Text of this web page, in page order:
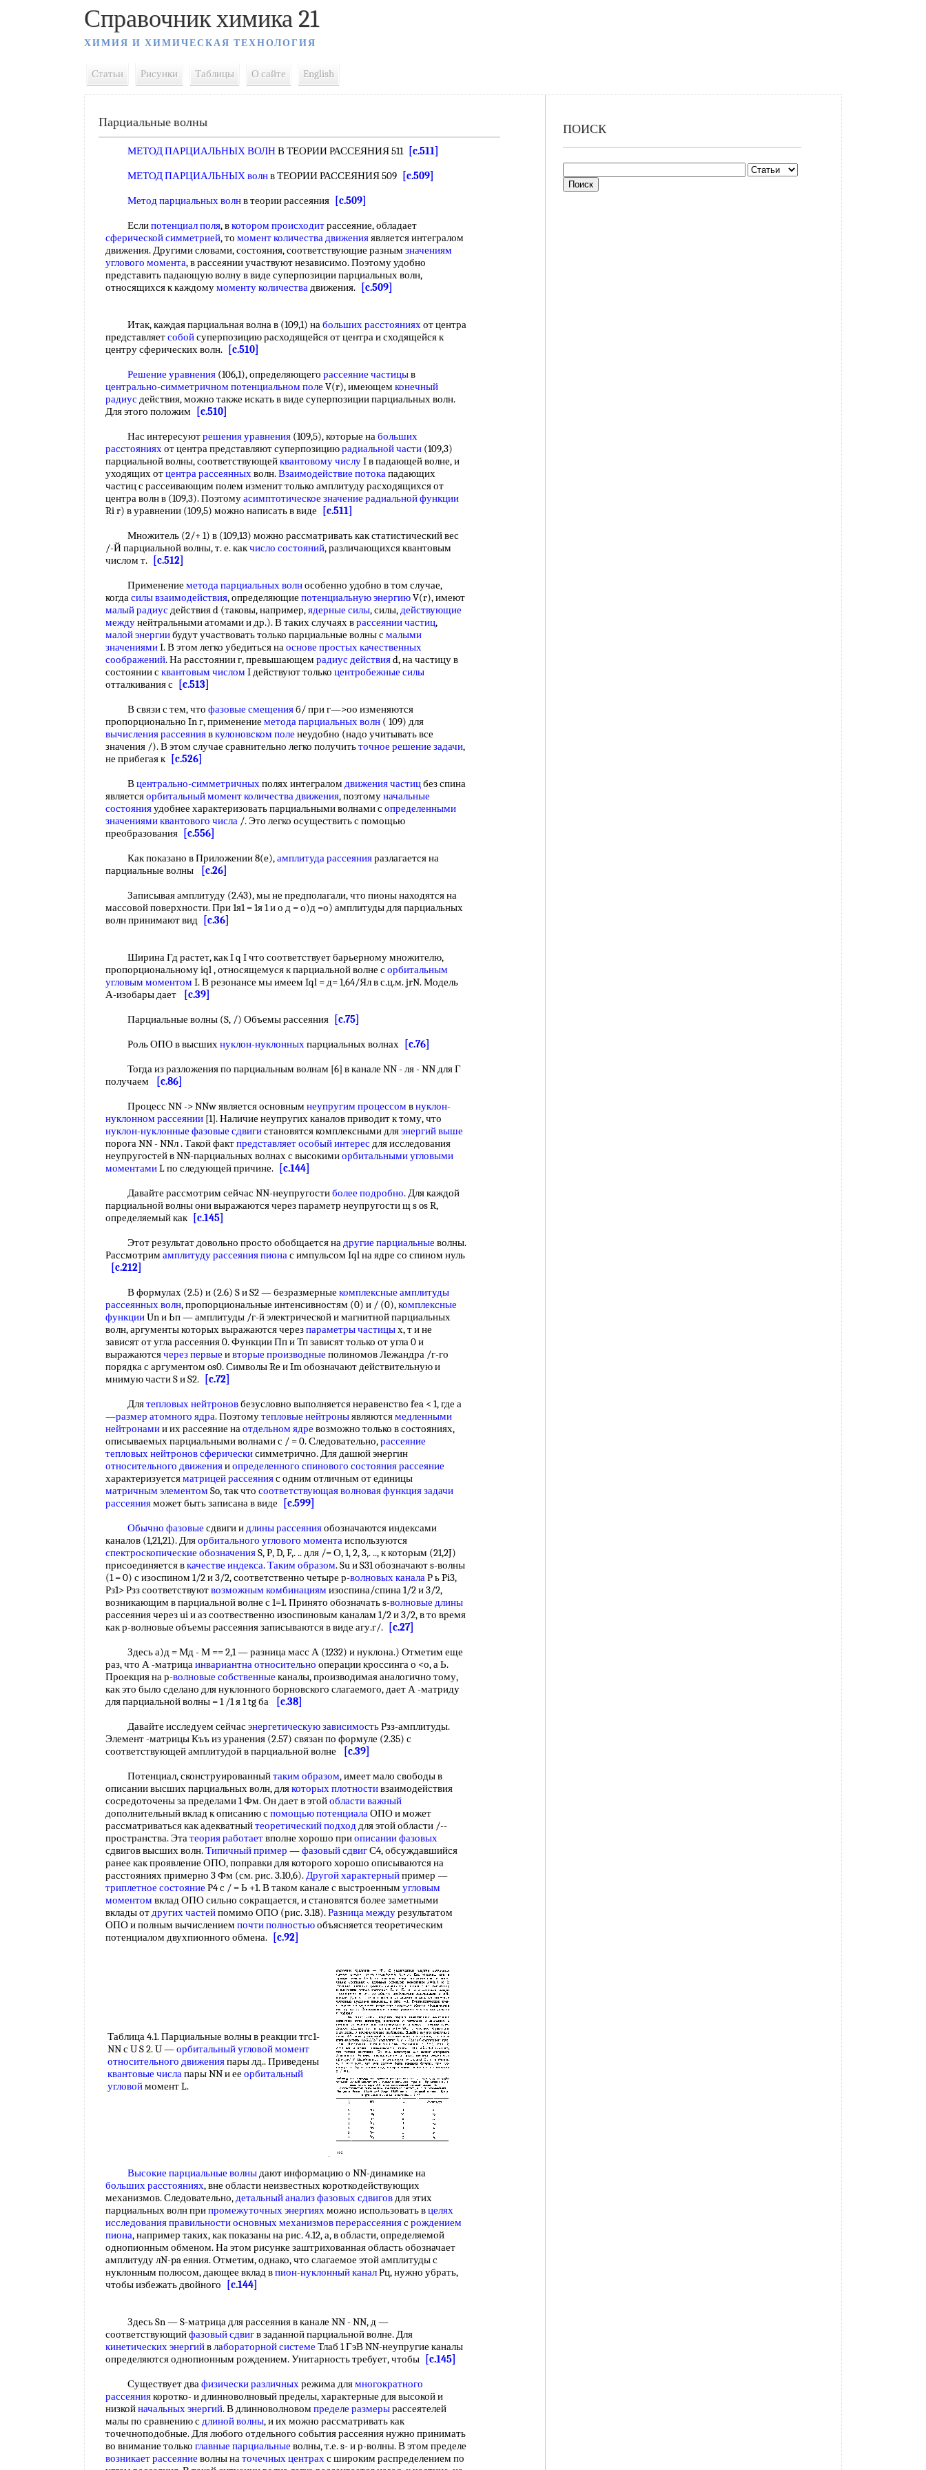
Справочник химика 21
ХИМИЯ И ХИМИЧЕСКАЯ ТЕХНОЛОГИЯ
Статьи Рисунки Таблицы О сайте English
Парциальные волны
МЕТОД ПАРЦИАЛЬНЫХ ВОЛНВ ТЕОРИИ РАССЕЯНИЯ 511 [c.511]
МЕТОД ПАРЦИАЛЬНЫХ волнв ТЕОРИИ РАССЕЯНИЯ 509
[c.509]
Метод парциальных волнв теории рассеяния
[c.509]
Еслипотенциал поля, вкотором происходитрассеяние, обладает
сферической симметрией, то момент количества движенияявляется интегралом
движения. Другими словами, состояния, соответствующие разным значениям
углового момента, в рассеянии участвуют независимо. Поэтому удобно
представить падающую волну в виде суперпозиции парциальных волн,
относящихся к каждомумоменту количествадвижения. [c.509]
Итак, каждая парциальная волна в (109,1) набольших расстоянияхот центра
представляетсобойсуперпозицию расходящейся от центра и сходящейся к
центру сферических волн.
[c.510]
Решение уравнения (106,1), определяющего рассеяние частицыв
центрально-симметричном потенциальном поле V(r), имеющем конечный
радиусдействия, можно также искать в виде суперпозиции парциальных волн.
Для этого положим
[c.510]
Нас интересуютрешения уравнения (109,5), которые набольших
расстоянияхот центра представляют суперпозициюрадиальной части (109,3)
парциальной волны, соответствующейквантовому числуI в падающей волне, и
уходящих отцентра рассеянныхволн.Взаимодействие потокападающих
частиц с рассеивающим полем изменит только амплитуду расходящихся от
центра волн в (109,3). Поэтомуасимптотическое значение радиальной функции
Ri r) в уравнении (109,5) можно написать в виде
[c.511]
Множитель (2/+ 1) в (109,13) можно рассматривать как статистический вес
/-Й парциальной волны, т. е. какчисло состояний, различающихся квантовым
числом т.
[c.512]
Применение метода парциальных волнособенно удобно в том случае,
когдасилы взаимодействия, определяющие потенциальную энергиюV(r), имеют
малый радиусдействия d (таковы, например,ядерные силы, силы,действующие
междунейтральными атомами и др.). В таких случаях врассеянии частиц,
малой энергиибудут участвовать только парциальные волны смалыми
значениямиI. В этом легко убедиться наоснове простыхкачественных
соображений. На расстоянии г, превышающем радиус действияd, на частицу в
состоянии сквантовым числом I действуют только центробежные силы
отталкивания с
[c.513]
В связи с тем, что фазовые смещенияб/ при г—>оо изменяются
пропорционально In г, применение метода парциальных волн ( 109) для
вычисления рассеяниявкулоновском поле неудобно (надо учитывать все
значения /). В этом случае сравнительно легко получитьточное решение задачи,
не прибегая к [c.526]
Вцентрально-симметричныхполях интегралом движения частицбез спина
являетсяорбитальный момент количества движения, поэтомуначальные
состоянияудобнее характеризовать парциальными волнами сопределенными
значениямиквантового числа /. Это легко осуществить с помощью
преобразования
[c.556]
Как показано в Приложении 8(e),амплитуда рассеянияразлагается на
парциальные волны
[c.26]
Записывая амплитуду (2.43), мы не предполагали, что пионы находятся на
массовой поверхности. При 1я1 = 1я 1 и о д = о)д =о) амплитуды для парциальных
волн принимают вид
[c.36]
Ширина Гд растет, как I q I что соответствует барьерному множителю,
пропорциональному iql , относящемуся к парциальной волне сорбитальным
угловым моментом I. В резонансе мы имеем Iql = д= 1,64/Ял в с.ц.м. jrN. Модель
А-изобары дает
[c.39]
Парциальные волны (S, /) Объемы рассеяния
[c.75]
Роль ОПО в высшихнуклон-нуклонныхпарциальных волнах
[c.76]
Тогда из разложения по парциальным волнам [6] в канале NN - ля - NN для Г
получаем
[c.86]
Процесс NN -> NNw является основным неупругим процессом внуклон-
нуклонном рассеянии [1]. Наличие неупругих каналов приводит к тому, что
нуклон-нуклонные фазовые сдвигистановятся комплексными дляэнергий выше
порога NN - NNл . Такой фактпредставляет особый интересдля исследования
неупругостей в NN-парциальных волнах с высокимиорбитальными угловыми
моментамиL по следующей причине.
[c.144]
Давайте рассмотрим сейчас NN-неупругостиболее подробно. Для каждой
парциальной волны они выражаются через параметр неупругости щ s os R,
определяемый как [c.145]
Этот результат довольно просто обобщается надругие парциальные волны.
Рассмотрим амплитуду рассеяния пионас импульсом Iql на ядре со спином нуль
[c.212]
В формулах (2.5) и (2.6) S и S2 — безразмерные комплексные амплитуды
рассеянных волн, пропорциональные интенсивностям (0) и / (0),комплексные
функцииUn и Ьп — амплитуды /г-й электрической и магнитной парциальных
волн, аргументы которых выражаются черезпараметры частицых, т и не
зависят от угла рассеяния 0. Функции Пп и Тп зависят только от угла 0 и
выражаютсячерез первые ивторые производные полиномов Лежандра /г-го
порядка с аргументом os0. Символы Re и Im обозначают действительную и
мнимую части S и S2.
[c.72]
Длятепловых нейтроновбезусловно выполняется неравенство fea < 1, где а
—размер атомного ядра. Поэтомутепловые нейтроныявляютсямедленными
нейтронамии их рассеяние наотдельном ядре возможно только в состояниях,
описываемых парциальными волнами с / = 0. Следовательно,рассеяние
тепловыхнейтронов сферическисимметрично. Для дашюй энергин
относительного движенияиопределенного спинового состояния рассеяние
характеризуетсяматрицей рассеянияс одним отличным от единицы
матричным элементом So, так что соответствующая волновая функциязадачи
рассеянияможет быть записана в виде
[c.599]
Обычно фазовые сдвиги идлины рассеянияобозначаются индексами
каналов (1,21,21). Дляорбитального углового моментаиспользуются
спектроскопические обозначенияS, Р, D, F,. .. для /= О, 1, 2, 3,. .., к которым (21,2J)
присоединяется вкачестве индекса.Таким образом. Su и S31 обозначают s-волны
(1 = 0) с изоспином 1/2 и 3/2, соответственно четыре р-волновых каналаР ь Pi3,
Рз1> Рзз соответствуютвозможным комбинациям изоспина/спина 1/2 и 3/2,
возникающим в парциальной волне с 1=1. Принято обозначать s-волновые длины
рассеяния через ui и аз соотвественно изоспиновым каналам 1/2 и 3/2, в то время
как р-волновые объемы рассеяния записываются в виде агу.г/.
[c.27]
Здесь а)д = Мд - М == 2,1 — разница масс А (1232) и нуклона.) Отметим еще
раз, что А -матрицаинвариантна относительно операции кроссинга о <о, а Ь.
Проекция на р-волновые собственные каналы, производимая аналогично тому,
как это было сделано для нуклонного борновского слагаемого, дает А -матриду
для парциальной волны = 1 /1 я 1 tg ба
[c.38]
Давайте исследуем сейчасэнергетическую зависимостьРзз-амплитуды.
Элемент -матрицы Къъ из уранения (2.57) связан по формуле (2.35) с
соответствующей амплитудой в парциальной волне
[c.39]
Потенциал, сконструированныйтаким образом, имеет мало свободы в
описании высших парциальных волн, длякоторых плотностивзаимодействия
сосредоточены за пределами 1 Фм. Он дает в этойобласти важный
дополнительный вклад к описанию спомощью потенциалаОПО и может
рассматриваться как адекватныйтеоретический подходдля этой области /--
пространства. Этатеория работаетвполне хорошо приописании фазовых
сдвигов высших волн.Типичный пример —фазовый сдвигС4, обсуждавшийся
ранее как проявление ОПО, поправки для которого хорошо описываются на
расстояниях примерно 3 Фм (см. рис. 3.10,6).Другой характерныйпример —
триплетное состояние Р4 с / = Ь +1. В таком канале с выстроенным угловым
моментом вклад ОПО сильно сокращается, и становятся более заметными
вклады отдругих частейпомимо ОПО (рис. 3.18).Разница междурезультатом
ОПО и полным вычислением почти полностьюобъясняется теоретическим
потенциалом двухпионного обмена.
[c.92]
Таблица 4.1. Парциальные волны в реакции тгс1-
NN с U S 2. U —орбитальный угловой момент
относительного движенияпары лд.. Приведены
квантовые числапары NN и ее орбитальный
угловоймомент L.
Высокие парциальные волныдают информацию о NN-динамике на
больших расстояниях, вне области неизвестных короткодействующих
механизмов. Следовательно,детальный анализфазовых сдвиговдля этих
парциальных волн припромежуточных энергияхможно использовать вцелях
исследованияправильности основныхмеханизмов перерассеяниясрождением
пиона, например таких, как показаны на рис. 4.12, а, в области, определяемой
однопионным обменом. На этом рисунке заштрихованная область обозначает
амплитуду лN-pa eяния. Отметим, однако, что слагаемое этой амплитуды с
нуклонным полюсом, дающее вклад впион-нуклонный каналРц, нужно убрать,
чтобы избежать двойного
[c.144]
Здесь Sn — S-матрица для рассеяния в канале NN - NN, д —
соответствующийфазовый сдвигв заданной парциальной волне. Для
кинетических энергийвлабораторной системе Тлаб 1 ГэВ NN-неупругие каналы
определяются однопионным рождением. Унитарность требует, чтобы
[c.145]
Существует двафизически различныхрежима длямногократного
рассеяниякоротко- и длинноволновый пределы, характерные для высокой и
низкойначальных энергий. В длинноволновом пределе размерырассеятелей
малы по сравнению сдлиной волны, и их можно рассматривать как
точечноподобные. Для любого отдельного события рассеяния нужно принимать
во внимание только главные парциальные волны, т.е. s- и р-волны. В этом пределе
возникает рассеяние волны наточечных центрахс широким распределением по
ПОИСК